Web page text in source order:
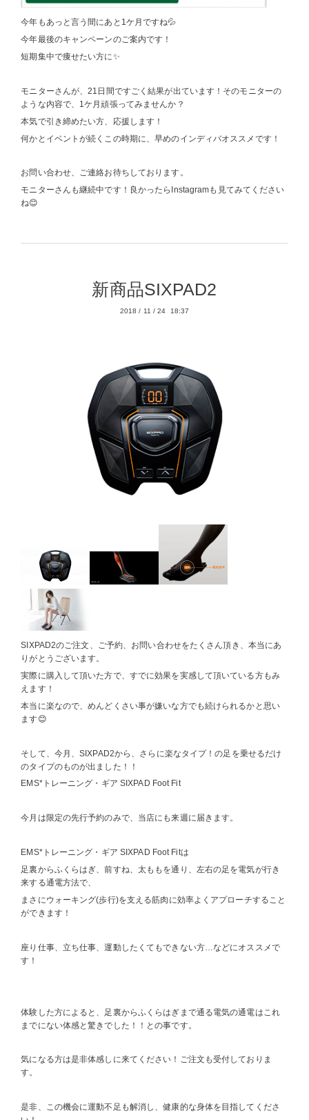
今年もあっと言う間にあと1ケ月ですね💦
今年最後のキャンペーンのご案内です！
短期集中で痩せたい方に✨
モニターさんが、21日間ですごく結果が出ています！そのモニターの
ような内容で、1ケ月頑張ってみませんか？
本気で引き締めたい方、応援します！
何かとイベントが続くこの時期に、早めのインディバオススメです！
お問い合わせ、ご連絡お待ちしております。
モニターさんも継続中です！良かったらInstagramも見てみてください
ね😊
新商品SIXPAD2
2018 / 11 /24 18:37
SIXPAD2のご注文、ご予約、お問い合わせをたくさん頂き、本当にあ
りがとうございます。
実際に購入して頂いた方で、すでに効果を実感して頂いている方もみ
えます！
本当に楽なので、めんどくさい事が嫌いな方でも続けられるかと思い
ます😊
そして、今月、SIXPAD2から、さらに楽なタイプ！の足を乗せるだけ
のタイプのものが出ました！！
EMS*トレーニング・ギア SIXPAD Foot Fit
今月は限定の先行予約のみで、当店にも来週に届きます。
EMS*トレーニング・ギア SIXPAD Foot Fitは
足裏からふくらはぎ、前すね、太ももを通り、左右の足を電気が行き
来する通電方法で、
まさにウォーキング(歩行)を支える筋肉に効率よくアプローチすること
ができます！
座り仕事、立ち仕事、運動したくてもできない方…などにオススメで
す！
体験した方によると、足裏からふくらはぎまで通る電気の通電はこれ
までにない体感と驚きでした！！との事です。
気になる方は是非体感しに来てください！ご注文も受付しておりま
す。
是非、この機会に運動不足も解消し、健康的な身体を目指してくださ